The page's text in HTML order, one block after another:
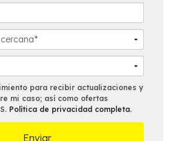
para recibir actualizaciones y
mi caso; así como ofertas
Política de privacidad completa.